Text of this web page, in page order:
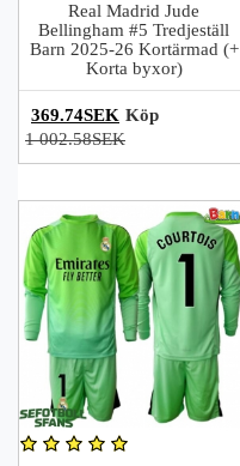
Real Madrid Jude
Bellingham #5 Tredjeställ
Barn 2025-26 Kortärmad (+
Korta byxor)
369.74SEK
1 002.58SEK
Köp